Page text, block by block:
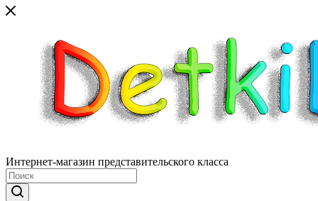
Интернет-магазин представительского класса